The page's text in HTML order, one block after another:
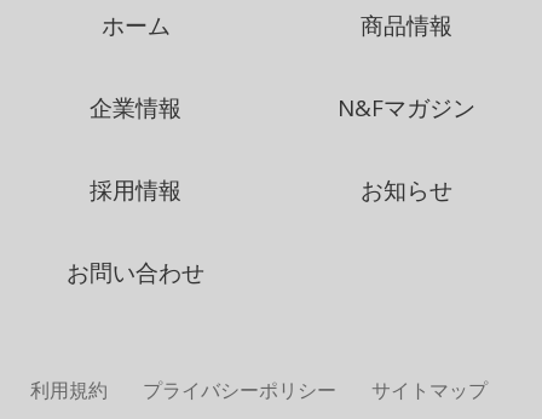
ホーム 商品情報
企業情報 N&Fマガジン
採用情報 お知らせ
お問い合わせ
利用規約 プライバシーポリシー サイトマップ